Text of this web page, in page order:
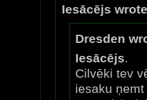
Iesācējs
Dresden
Iesācējs
Cilvēki tev
iesaku